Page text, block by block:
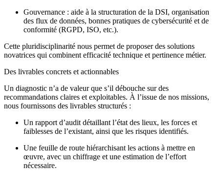
Gouvernance : aide à la structuration de la DSI, organisation
des flux de données, bonnes pratiques de cybersécurité et de
conformité (RGPD, ISO, etc.).
Cette pluridisciplinarité nous permet de proposer des solutions
novatrices qui combinent efficacité technique et pertinence métier.
Des livrables concrets et actionnables
Un diagnostic n’a de valeur que s’il débouche sur des
recommandations claires et exploitables. À l’issue de nos missions,
nous fournissons des livrables structurés :
Un rapport d’audit détaillant l’état des lieux, les forces et
faiblesses de l’existant, ainsi que les risques identifiés.
Une feuille de route hiérarchisant les actions à mettre en
œuvre, avec un chiffrage et une estimation de l’effort
nécessaire.